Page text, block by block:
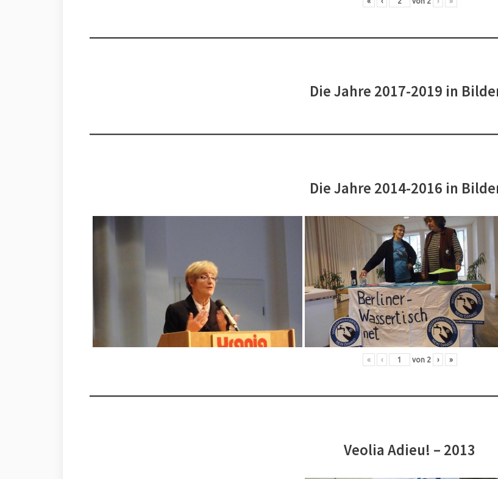
Die Jahre 2017-2019 in
Die Jahre 2014-2016 in
« ‹ von 2 › »
Veolia Adieu! – 2013